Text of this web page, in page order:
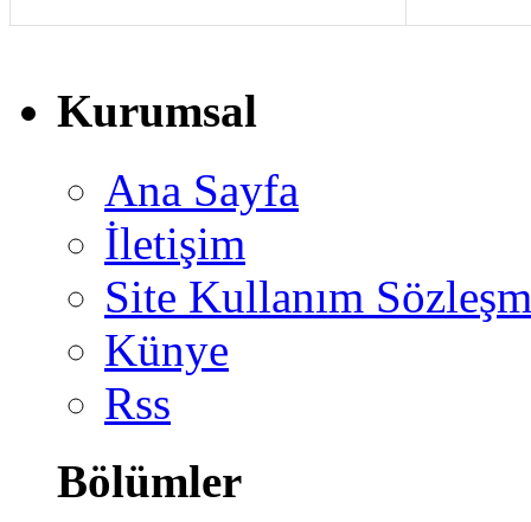
Kurumsal
Ana Sayfa
İletişim
Site Kullanım
Künye
Rss
Bölümler